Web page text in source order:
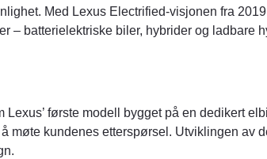
Med Lexus Electrified-visjonen fra
– batterielektriske biler, hybrider og ladbare
Lexus’ første modell bygget på en dedikert
møte kundenes etterspørsel. Utviklingen av